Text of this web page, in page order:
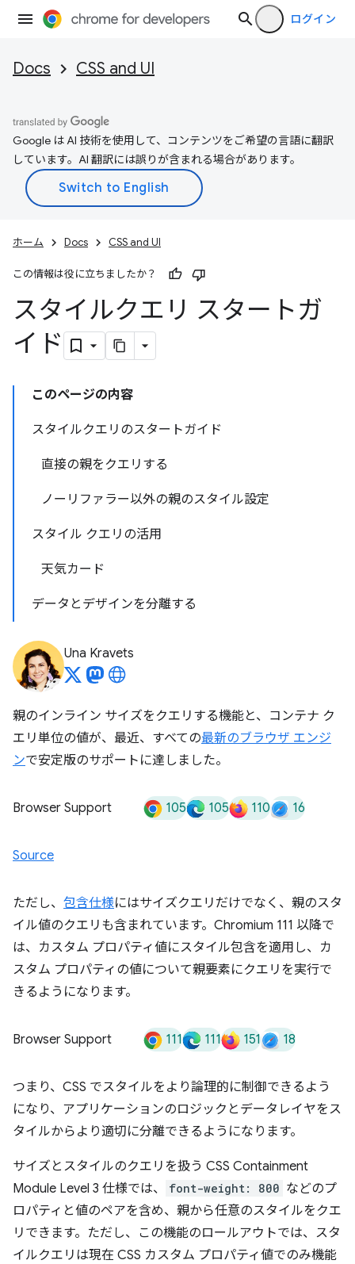
ログイン
Docs CSS and UI
Google は AI 技術を使用して、コンテンツをご希望の言語に翻訳
しています。AI 翻訳には誤りが含まれる場合があります。
ホーム Docs CSS and UI
この情報は役に立ちましたか？
スタイルクエリ スタートガ
イド
このページの内容
スタイルクエリのスタートガイド
直接の親をクエリする
ノーリファラー以外の親のスタイル設定
スタイル クエリの活用
天気カード
データとデザインを分離する
Una Kravets
親のインライン サイズをクエリする機能と、コンテナ ク
エリ単位の値が、最近、すべての最新のブラウザ エンジ
ンで安定版のサポートに達しました。
Browser Support 105 105 110 16
Source
ただし、 包含仕様にはサイズクエリだけでなく、親のスタ
イル値のクエリも含まれています。Chromium 111 以降で
は、カスタム プロパティ値にスタイル包含を適用し、カ
スタム プロパティの値について親要素にクエリを実行で
きるようになります。
Browser Support 111 111 151 18
つまり、CSS でスタイルをより論理的に制御できるよう
になり、アプリケーションのロジックとデータレイヤをス
タイルからより適切に分離できるようになります。
サイズとスタイルのクエリを扱う CSS Containment
Module Level 3 仕様では、
font-weight: 800 などのプ
ロパティと値のペアを含め、親から任意のスタイルをクエ
リできます。ただし、この機能のロールアウトでは、スタ
イルクエリは現在 CSS カスタム プロパティ値でのみ機能